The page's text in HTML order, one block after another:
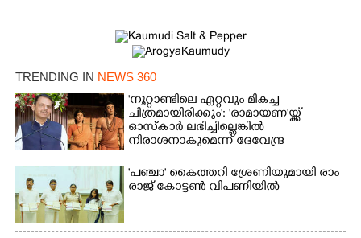
TRENDING IN NEWS 360
'നൂറ്റാണ്ടിലെ ഏറ്റവും മികച്ച
ചിത്രമായിരിക്കും': 'രാമായണ'യ്ക്ക്
ഓസ്കാ‌ർ ലഭിച്ചില്ലെങ്കിൽ
നിരാശനാകുമെന്ന് ദേവേന്ദ്ര
ഫഡ്നാവിസ്
'​പ​ഞ്ചാ​'​ ​കൈ​ത്ത​റി​ ​ശ്രേ​ണി​യു​മാ​യി​ ​രാം​
രാ​ജ് ​കോ​ട്ടൺ വിപണിയിൽ